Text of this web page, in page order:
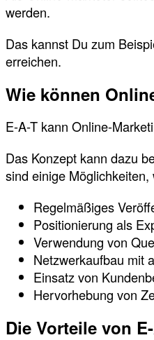
werden.
Das kannst Du zum
erreichen.
Wie können
E-A-T kann Online-
Das Konzept kann dazu
sind einige
Regelmäßiges
Positionierung als
Verwendung von
Netzwerkaufbau mit
Einsatz von
Hervorhebung von
Die Vorteile von